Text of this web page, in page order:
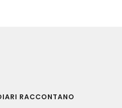
RACCONTANO